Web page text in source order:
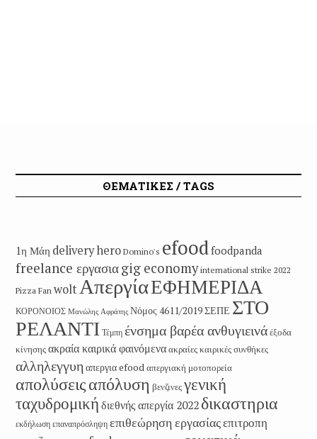
ΘΕΜΑΤΙΚΕΣ / TAGS
1η Μάη delivery hero Domino's efoodfoodpanda
freelance εργασιαgig economy international strike 2022
Pizza Fan woltΑπεργίαΕΦΗΜΕΡΙΔΑ
ΚΟΡΟΝΟΙΟΣ Μανώλης Αφράτης Νόμος 4611/2019ΣΕΠΕ ΣΤΟ
ΡΕΛΑΝΤΙ Τέμπη ένσημα βαρέα ανθυγιεινάέξοδα
κίνησηςακραία καιρικά φαινόμεναακραίες καιρικές συνθήκες
αλληλεγγυη απεργια efoodαπεργιακή μοτοπορεία
απολύσειςαπόλυση βενζινεςγενική
ταχυδρομική διεθνής απεργία 2022 δικαστηρια
εκδήλωση επαναπρόσληψη επιθεώρηση εργασίαςεπιτροπη